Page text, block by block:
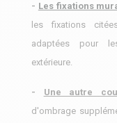
- Les fixations
les fixations
adaptées pour
extérieure.
- Une autre
d'ombrage